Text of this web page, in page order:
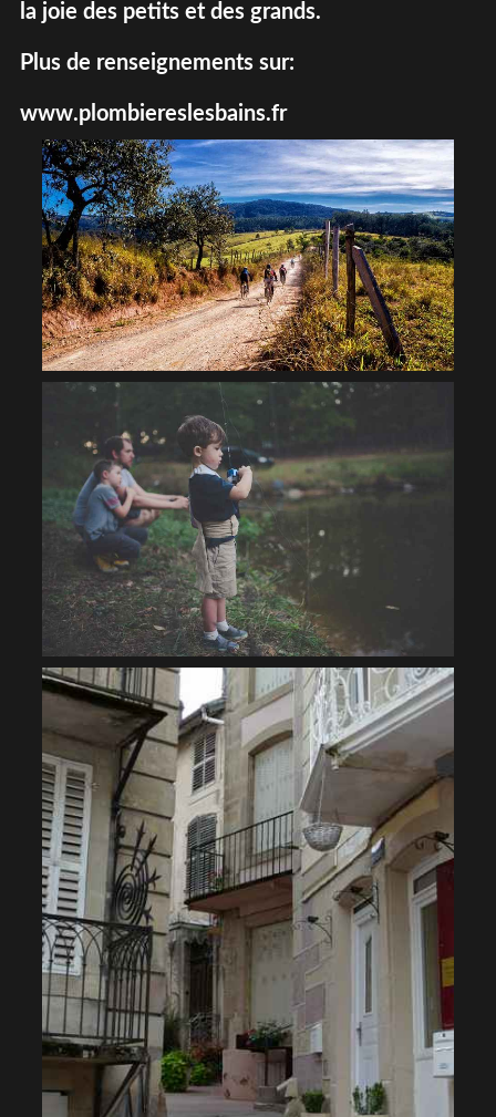
la joie des petits et des grands.
Plus de renseignements sur:
www.plombiereslesbains.fr